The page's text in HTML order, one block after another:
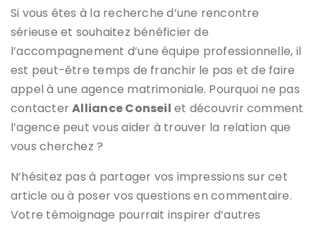
Si vous êtes à la recherche d’une rencontre
sérieuse et souhaitez bénéficier de
l’accompagnement d’une équipe professionnelle, il
est peut-être temps de franchir le pas et de faire
appel à une agence matrimoniale. Pourquoi ne pas
contacterAlliance Conseil et découvrir comment
l’agence peut vous aider à trouver la relation que
vous cherchez ?
N’hésitez pas à partager vos impressions sur cet
article ou à poser vos questions en commentaire.
Votre témoignage pourrait inspirer d’autres